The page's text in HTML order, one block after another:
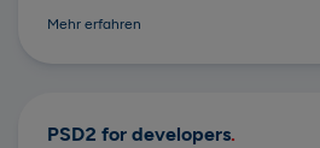
Mehr erfahren
PSD2 for developers